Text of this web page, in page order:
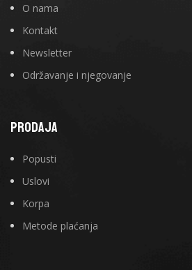
O nama
Kontakt
Newsletter
Održavanje i njegovanje
PRODAJA
Popusti
Uslovi
Korpa
Metode plaćanja